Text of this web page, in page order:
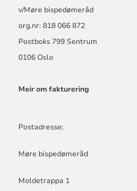
v/Møre bispedømeråd
org.nr: 818 066 872
Postboks 799 Sentrum
0106 Oslo
Meir om fakturering
Postadresse:
Møre bispedømeråd
Moldetrappa 1